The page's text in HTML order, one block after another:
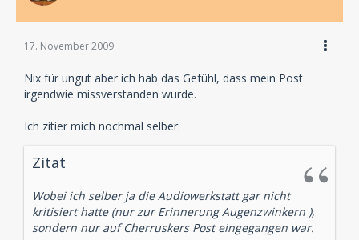
17. November 2009
Nix für ungut aber ich hab das Gefühl, dass mein Post
irgendwie missverstanden wurde.
Ich zitier mich nochmal selber:
Zitat
Wobei ich selber ja die Audiowerkstatt gar nicht
kritisiert hatte (nur zur Erinnerung Augenzwinkern ),
sondern nur auf Cherruskers Post eingegangen war.